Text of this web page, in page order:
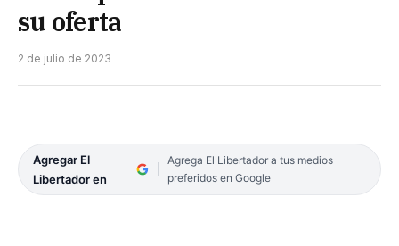
su oferta
2 de julio de 2023
Agregar El
Libertador en
Agrega El Libertador a tus medios
preferidos en Google